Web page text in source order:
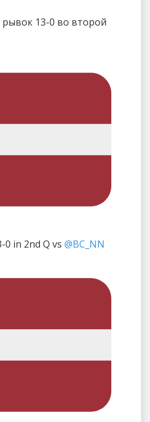
13-0 во второй
0 in 2nd Q vs @BC_NN